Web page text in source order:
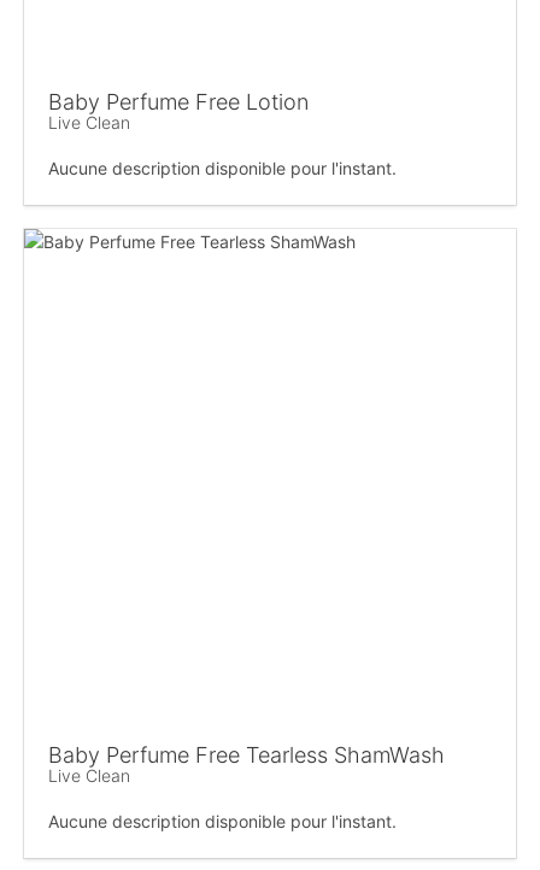
Baby Perfume Free Lotion
Live Clean
Aucune description disponible pour l'instant.
Baby Perfume Free Tearless ShamWash
Live Clean
Aucune description disponible pour l'instant.